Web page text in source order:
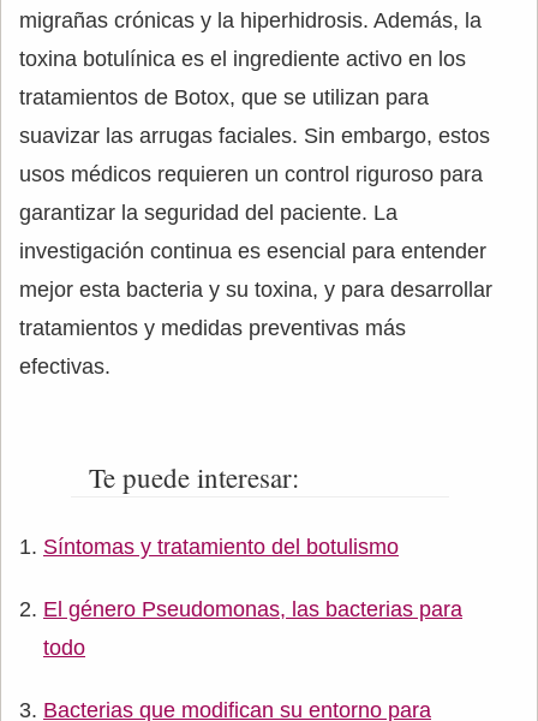
migrañas crónicas y la hiperhidrosis. Además, la
toxina botulínica es el ingrediente activo en los
tratamientos de Botox, que se utilizan para
suavizar las arrugas faciales. Sin embargo, estos
usos médicos requieren un control riguroso para
garantizar la seguridad del paciente. La
investigación continua es esencial para entender
mejor esta bacteria y su toxina, y para desarrollar
tratamientos y medidas preventivas más
efectivas.
Te puede interesar:
Síntomas y tratamiento del botulismo
El género Pseudomonas, las bacterias para
todo
Bacterias que modifican su entorno para